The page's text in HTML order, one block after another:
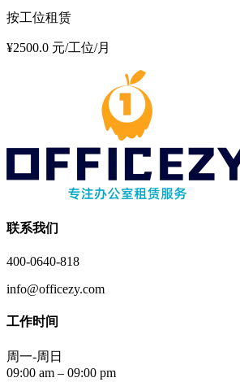
按工位租赁
¥2500.0 元/工位/月
联系我们
400-0640-818
info@officezy.com
工作时间
周一-周日
09:00 am – 09:00 pm